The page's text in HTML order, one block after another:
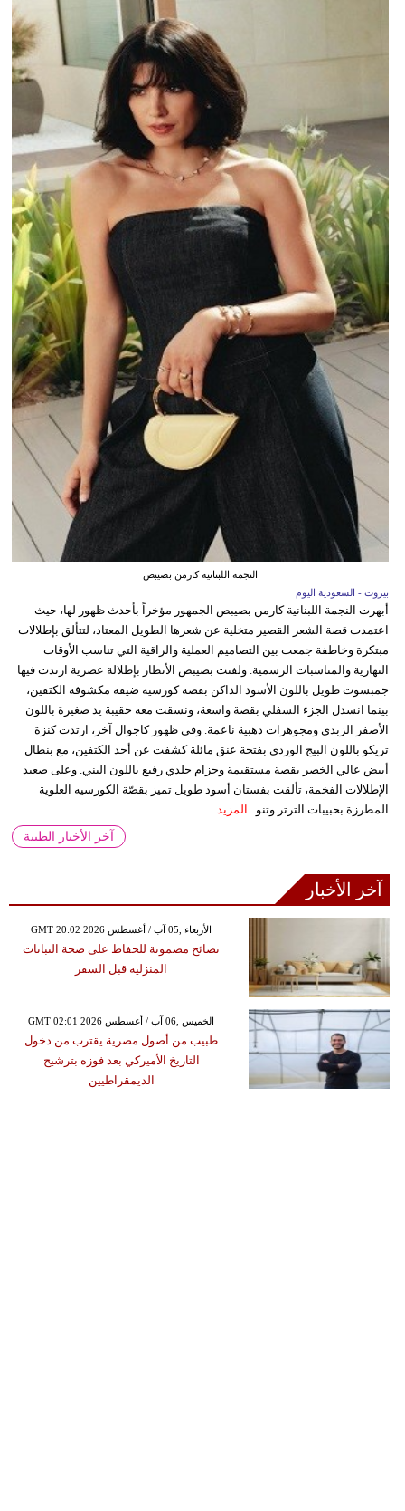
النجمة اللبنانية كارمن بصيبص
بيروت - السعودية اليوم
أبهرت النجمة اللبنانية كارمن بصيبص الجمهور مؤخراً بأحدث ظهور لها، حيث
اعتمدت قصة الشعر القصير متخلية عن شعرها الطويل المعتاد، لتتألق بإطلالات
مبتكرة وخاطفة جمعت بين التصاميم العملية والراقية التي تناسب الأوقات
النهارية والمناسبات الرسمية. ولفتت بصيبص الأنظار بإطلالة عصرية ارتدت فيها
جمبسوت طويل باللون الأسود الداكن بقصة كورسيه ضيقة مكشوفة الكتفين،
بينما انسدل الجزء السفلي بقصة واسعة، ونسقت معه حقيبة يد صغيرة باللون
الأصفر الزبدي ومجوهرات ذهبية ناعمة. وفي ظهور كاجوال آخر، ارتدت كنزة
تريكو باللون البيج الوردي بفتحة عنق مائلة كشفت عن أحد الكتفين، مع بنطال
أبيض عالي الخصر بقصة مستقيمة وحزام جلدي رفيع باللون البني. وعلى صعيد
الإطلالات الفخمة، تألقت بفستان أسود طويل تميز بقصّة الكورسيه العلوية
المطرزة بحبيبات الترتر وتنو...
المزيد
آخر الأخبار الطبية
آخر الأخبار
GMT 20:02 2026 الأربعاء ,05 آب / أغسطس
نصائح مضمونة للحفاظ على صحة النباتات
المنزلية قبل السفر
GMT 02:01 2026 الخميس ,06 آب / أغسطس
طبيب من أصول مصرية يقترب من دخول
التاريخ الأميركي بعد فوزه بترشيح
الديمقراطيين